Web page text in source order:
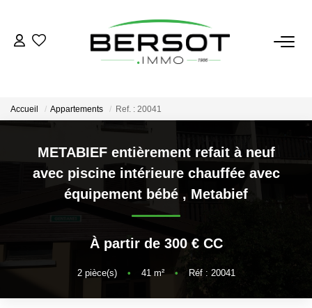
Acheter
Estimer
Vendre
Investissement
Nos Outils
LOUER
Louer
Accueil Appartements Ref. : 20041
METABIEF entièrement refait à neuf
avec piscine intérieure chauffée avec
équipement bébé , Metabief
À partir de 300 € CC
2pièce(s) • 41 m² • Réf : 20041